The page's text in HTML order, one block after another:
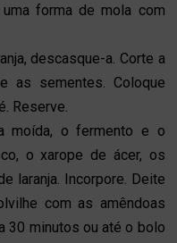
forma de mola com
descasque-a. Corte a
as sementes. Coloque
Reserve.
moída, o fermento e o
o xarope de ácer, os
laranja. Incorpore. Deite
com as amêndoas
30 minutos ou até o bolo